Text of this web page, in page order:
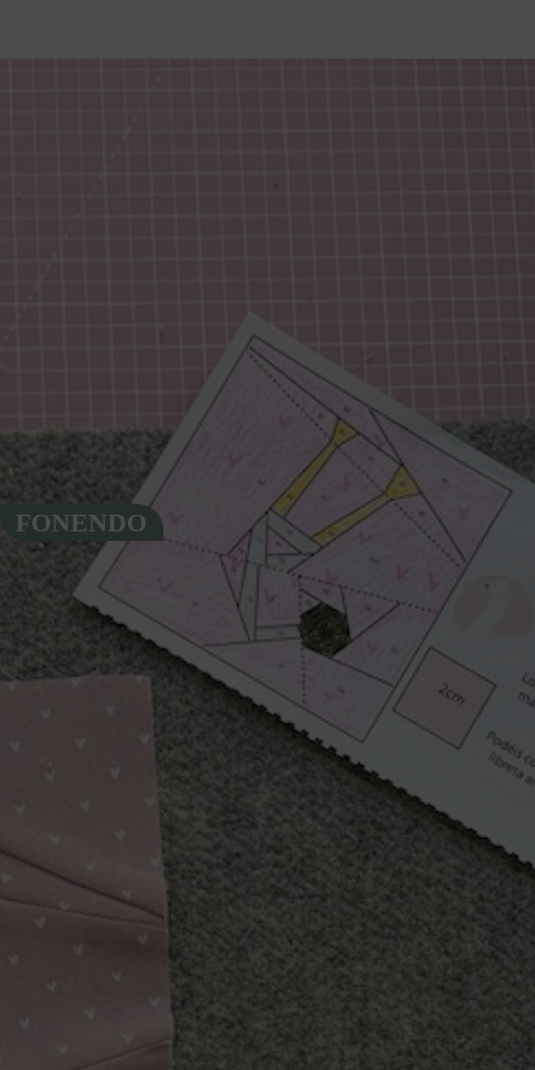
FONENDO